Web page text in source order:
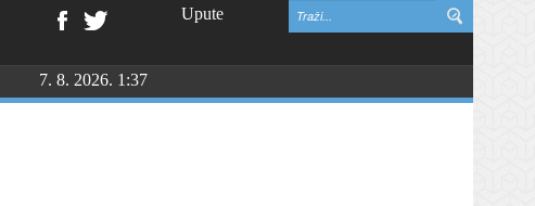
Upute
zahvalnosti i DAN HRVATSKIH BRANITELJA
7. 8. 2026. 1:37